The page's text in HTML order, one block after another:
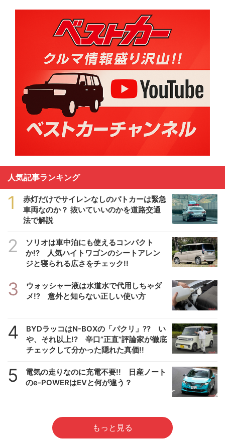
人気記事ランキング
1
赤灯だけでサイレンなしのパトカーは緊急
車両なのか？ 抜いていいのかを道路交通
法で解説
2
ソリオは車中泊にも使えるコンパクト
か!? 人気ハイトワゴンのシートアレン
ジと寝られる広さをチェック!!
3
ウォッシャー液は水道水で代用しちゃダ
メ!? 意外と知らない正しい使い方
4
BYDラッコはN-BOXの「パクリ」?? い
や、それ以上!? 辛口”正直”評論家が徹底
チェックして分かった隠れた真価!!
5
電気の走りなのに充電不要!! 日産ノート
のe-POWERはEVと何が違う？
もっと見る